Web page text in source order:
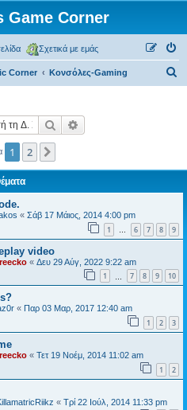
Game Corner
Σχετικά με εμάς
Corner Kονσόλες-Gaming
η
Αναζήτηση
1 2
« Σάβ 17 Μάιος, 2014 4:00 pm
1 … 6 7 8 9
video
« Δευ 29 Αύγ, 2022 9:22 am
1 7 8 9 10
« Παρ 03 Μαρ, 2017 12:40 am
1 2 3
« Τετ 19 Νοέμ, 2014 11:02 am
1 2
« Τρί 22 Ιούλ, 2014 11:33 pm